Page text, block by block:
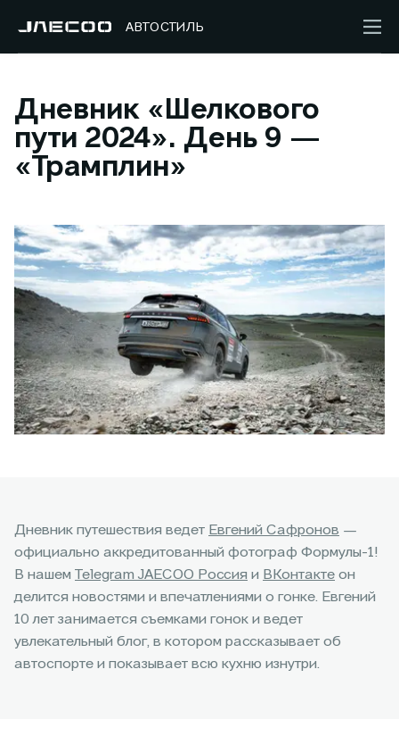
АВТОСТИЛЬ
Дневник «Шелкового
пути 2024». День 9 —
«Трамплин»
Дневник путешествия ведет Евгений Сафронов —
официально аккредитованный фотограф Формулы-1!
В нашем
Telegram JAECOO Россия и ВКонтакте он
делится новостями и впечатлениями о гонке. Евгений
10 лет занимается съемками гонок и ведет
увлекательный блог, в котором рассказывает об
автоспорте и показывает всю кухню изнутри.